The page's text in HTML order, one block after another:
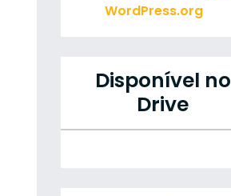
WordPress.org
Disponível no
Drive